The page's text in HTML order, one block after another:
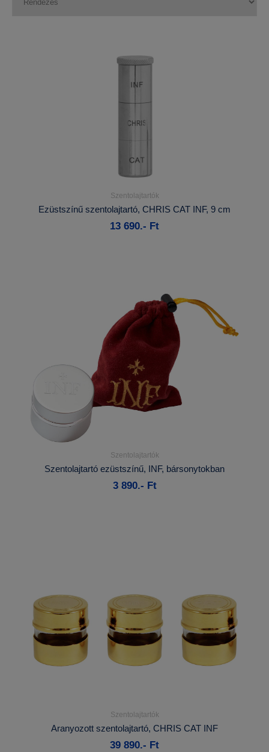
Részletek...
Kosárba
Szentolajtartók
Ezüstszínű szentolajtartó, CHRIS CAT INF, 9 cm
13 690.- Ft
Részletek...
Kosárba
Szentolajtartók
Szentolajtartó ezüstszínű, INF, bársonytokban
3 890.- Ft
Részletek...
Kosárba
Szentolajtartók
Aranyozott szentolajtartó, CHRIS CAT INF
39 890.- Ft